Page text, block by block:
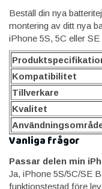
Beställ din nya
montering av ditt nya
iPhone 5S, 5C eller
Kompatibilitet
Tillverkare
Kvalitet
Vanliga frågor
Passar delen min
Ja, iPhone 5S/5C/SE
funktionstestad före